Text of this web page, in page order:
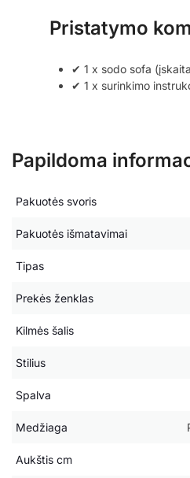
Pristatymo
✔ 1 x sodo sofa
✔ 1 x surinkimo
Papildoma
Pakuotės svoris
Pakuotės išmatavimai
Tipas
Prekės ženklas
Kilmės šalis
Stilius
Spalva
Medžiaga
Aukštis cm